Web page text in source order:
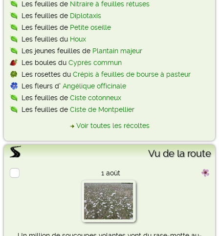
Les feuilles de Nitraire à feuilles rétuses
Les feuilles de Diplotaxis
Les feuilles de Petite oseille
Les feuilles du Houx
Les jeunes feuilles de Plantain majeur
Les boules du Cyprès commun
Les rosettes du Crépis à feuilles de bourse à pasteur
Les fleurs d' Angélique officinale
Les feuilles de Ciste cotonneux
Les feuilles de Ciste de Montpellier
Voir toutes les récoltes
Vu de la route
1 août